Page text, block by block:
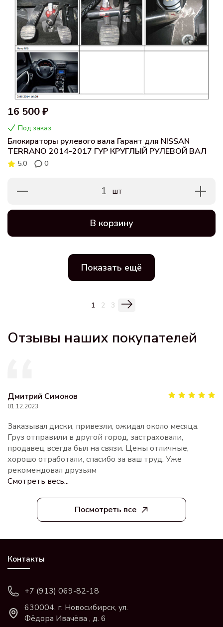
16 500 ₽
Под заказ
Блокираторы рулевого вала Гарант для NISSAN
TERRANO 2014-2017 ГУР КРУГЛЫЙ РУЛЕВОЙ ВАЛ
5.0 0
1 шт
В корзину
Показать ещё
1 2 3
Отзывы наших покупателей
Посмотреть все
Дмитрий Симонов
01.12.2023
Заказывал диски, привезли, ожидал около месяца.
Груз отправили в другой город, застраховали,
продавец всегда был на связи. Цены отличные,
хорошо отработали, спасибо за ваш труд. Уже
рекомендовал друзьям
Смотреть весь...
Контакты
+7 (913) 069-82-18
630004, г. Новосибирск, ул.
Фёдора Ивачёва , д. 6